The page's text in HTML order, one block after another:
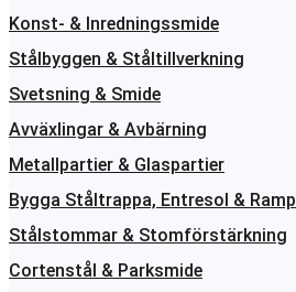
Konst- & Inredningssmide
Stålbyggen & Ståltillverkning
Svetsning & Smide
Avväxlingar & Avbärning
Metallpartier & Glaspartier
Bygga Ståltrappa, Entresol & Ramp
Stålstommar & Stomförstärkning
Cortenstål & Parksmide